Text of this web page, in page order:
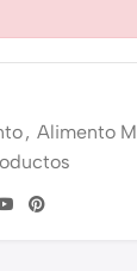
, Alimento